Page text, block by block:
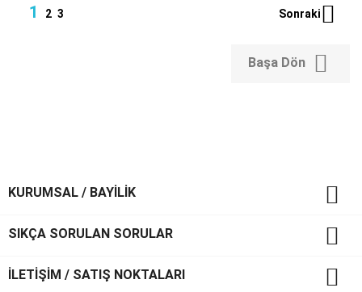
1 2 3 Sonraki
Başa Dön 
KURUMSAL / BAYİLİK 
SIKÇA SORULAN SORULAR 
İLETİŞİM / SATIŞ NOKTALARI 